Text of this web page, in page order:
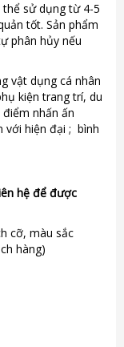
sử dụng từ 4-5
tốt. Sản phẩm
phân hủy nếu
vật dụng cá nhân
kiện trang trí, du
nhấn ấn
với hiện đại ; bình
hệ để được
cỡ, màu sắc
hàng)